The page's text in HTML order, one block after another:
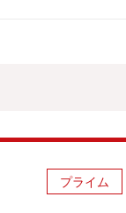
プライム